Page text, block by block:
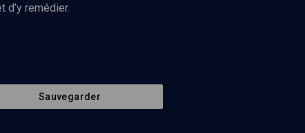
d’y remédier.
Sauvegarder